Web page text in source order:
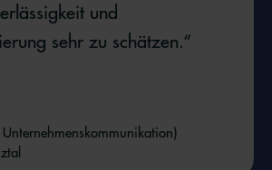
und
sehr zu schätzen.“
Unternehmenskommunikation)